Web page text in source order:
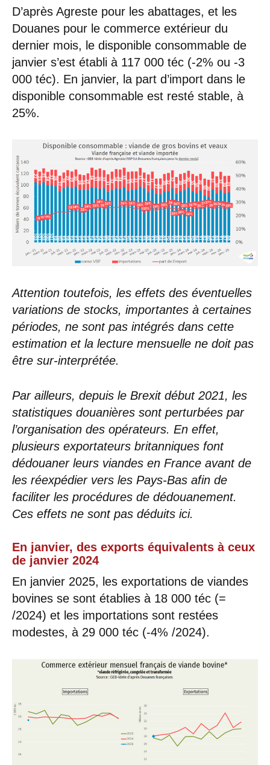
D’après Agreste pour les abattages, et les
Douanes pour le commerce extérieur du
dernier mois, le disponible consommable de
janvier s’est établi à 117 000 téc (-2% ou -3
000 téc). En janvier, la part d’import dans le
disponible consommable est resté stable, à
25%.
Attention toutefois, les effets des éventuelles
variations de stocks, importantes à certaines
périodes, ne sont pas intégrés dans cette
estimation et la lecture mensuelle ne doit pas
être sur-interprétée.
Par ailleurs, depuis le Brexit début 2021, les
statistiques douanières sont perturbées par
l’organisation des opérateurs. En effet,
plusieurs exportateurs britanniques font
dédouaner leurs viandes en France avant de
les réexpédier vers les Pays-Bas afin de
faciliter les procédures de dédouanement.
Ces effets ne sont pas déduits ici.
En janvier, des exports équivalents à ceux
de janvier 2024
En janvier 2025, les exportations de viandes
bovines se sont établies à 18 000 téc (=
/2024) et les importations sont restées
modestes, à 29 000 téc (-4% /2024).